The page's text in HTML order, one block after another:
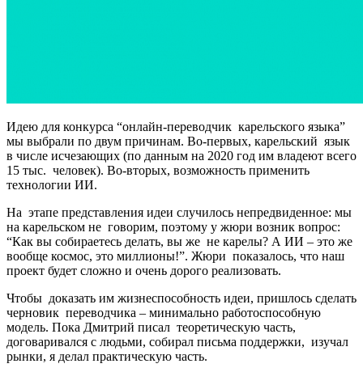
Идею для конкурса “онлайн-переводчик карельского языка”
мы выбрали по двум причинам. Во-первых, карельский язык
в числе исчезающих (по данным на 2020 год им владеют всего
15 тыс. человек). Во-вторых, возможность применить
технологии ИИ.
На этапе представления идеи случилось непредвиденное: мы
на карельском не говорим, поэтому у жюри возник вопрос:
“Как вы собираетесь делать, вы же не карелы? А ИИ – это же
вообще космос, это миллионы!”. Жюри показалось, что наш
проект будет сложно и очень дорого реализовать.
Чтобы доказать им жизнеспособность идеи, пришлось сделать
черновик переводчика – минимально работоспособную
модель. Пока Дмитрий писал теоретическую часть,
договаривался с людьми, собирал письма поддержки, изучал
рынки, я делал практическую часть.